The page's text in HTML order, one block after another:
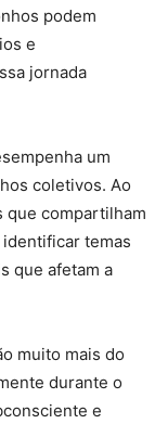
podem
e
jornada
um
coletivos. Ao
que compartilham
temas
que afetam a
muito mais do
durante o
e